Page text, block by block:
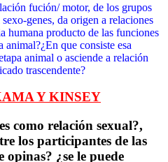
fución/ motor, de los grupos
genes, da origen a relaciones
humana producto de las funciones
que consiste esa
animal o asciende a relación
trascendente?
Y KINSEY
como relación sexual?,
los participantes de las
opinas? ¿se le puede